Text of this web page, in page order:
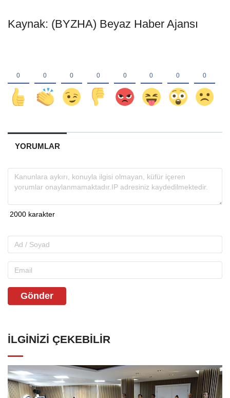
Kaynak: (BYZHA) Beyaz Haber Ajansı
YORUMLAR
Gönder
İLGINIZI ÇEKEBILIR